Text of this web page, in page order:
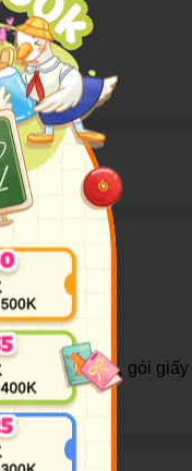
ra ngoài, gói